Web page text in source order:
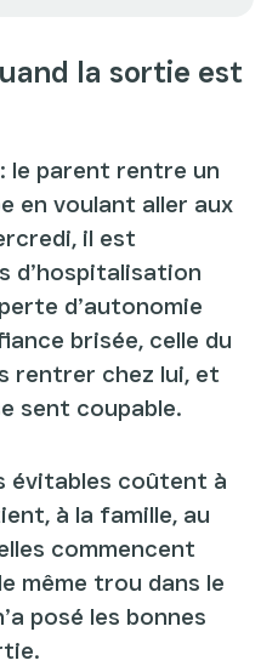
la sortie est
le parent rentre un
en voulant aller aux
il est
d’hospitalisation
d’autonomie
brisée, celle du
rentrer chez lui, et
sent coupable.
évitables coûtent à
à la famille, au
commencent
même trou dans le
posé les bonnes